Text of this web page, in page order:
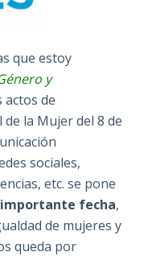
que estoy
y
de
la Mujer del 8 de
sociales,
etc. se pone
fecha,
de mujeres y
queda por